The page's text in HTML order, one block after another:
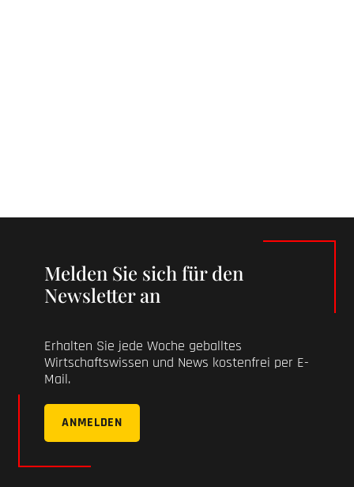
Melden Sie sich für den
Newsletter an
Erhalten Sie jede Woche geballtes
Wirtschaftswissen und News kostenfrei per E-
Mail.
ANMELDEN